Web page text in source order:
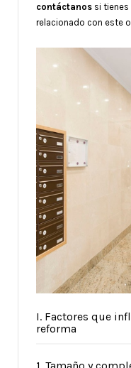
contáctanos si
relacionado con este
I. Factores que
reforma
1. Tamaño y